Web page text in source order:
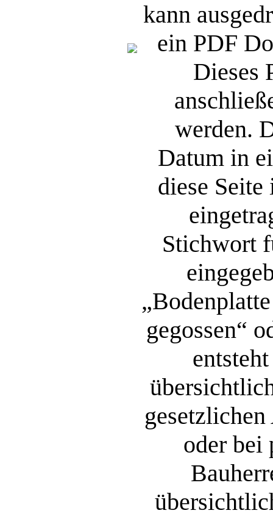
kann
ein PDF
Dieses
werden.
Datum in
diese
Stichwort
gegossen“
oder bei